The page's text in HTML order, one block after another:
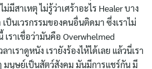
ม่มีสาเหตุ ไม่รู้ว่าเศร้าอะไร Healer บาง
ป็นเวรกรรมของคนอื่นติดมา ซึ่งเราไม่
เราเชื่อว่ามันคือ Overwhelmed
าเราดูหนัง เรายังร้องไห้ได้เลย แล้วนี่เรา
มนุษย์เป็นสัตว์สังคม มันมีการแชร์กัน มี